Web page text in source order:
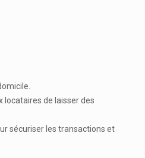
locataires de laisser des
sécuriser les transactions et